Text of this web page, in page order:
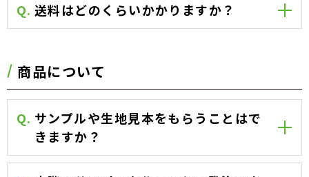
Q. 送料はどのくらいかかりますか？
商品について
Q. サンプルや生地見本をもらうことはで
きますか？